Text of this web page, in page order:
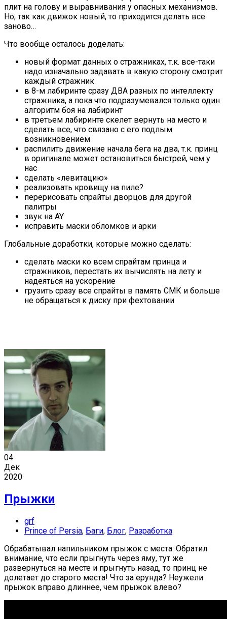
плит на голову и выравнивания у опасных механизмов.
Но, так как движок новый, то приходится делать все
заново…
Что вообще осталось доделать:
новый формат данных о стражниках, т.к. все-таки
надо изначально задавать в какую сторону смотрит
каждый стражник
в 8-м лабиринте сразу ДВА разных по интеллекту
стражника, а пока что подразумевался только один
алгоритм боя на лабиринт
в третьем лабиринте скелет вернуть на место и
сделать все, что связано с его подлым
возникновением
распилить движение начала бега на два, т.к. принц
в оригинале может остановиться быстрей, чем у
нас
сделать «левитацию»
реализовать кровищу на пиле?
перерисовать спрайты дворцов для другой
палитры
звук на AY
исправить маски обломков и арки
Глобальные доработки, которые можно сделать:
сделать маски ко всем спрайтам принца и
стражников, перестать их вычислять на лету и
надеяться на ускорение
грузить сразу все спрайты в память СМК и больше
не обращаться к диску при фехтовании
04
Дек
2020
Прыжки
grf
Prince of Persia, Баги, Блог, Разработка
Обрабатывал напильником прыжок с места. Обратил
внимание, что если прыгнуть через яму, тут же
развернуться на месте и прыгнуть назад, то принц не
долетает до старого места! Что за ерунда? Неужели
прыжок вправо длиннее, чем прыжок влево?